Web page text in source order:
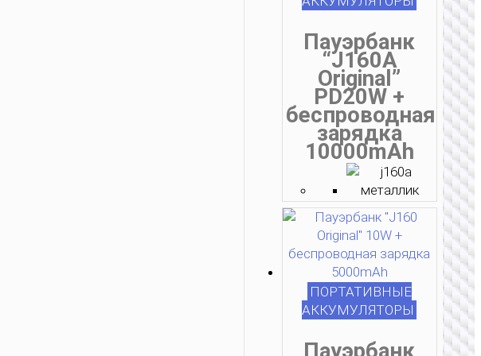
Пауэрбанк
“J160A
Original”
PD20W +
беспроводная
зарядка
10000mAh
ПОРТАТИВНЫЕ
АККУМУЛЯТОРЫ